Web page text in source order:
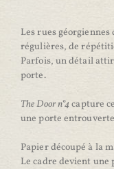
Les rues
régulières, de
Parfois, un détail
porte.
The Door n°4 capture
une porte
Papier découpé à la
Le cadre devient